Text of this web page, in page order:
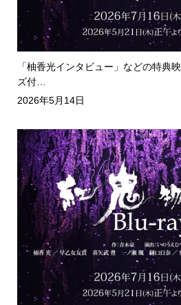
「柚香光インタビュー」などの特
ズ付…
2026年5月14日